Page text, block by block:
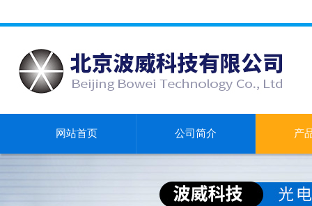
网站首页 公司简介 产